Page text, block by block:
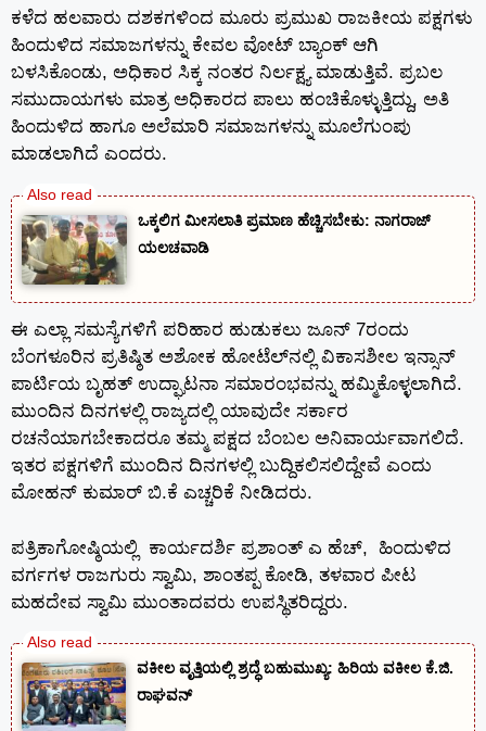
ಕಳೆದ ಹಲವಾರು ದಶಕಗಳಿಂದ ಮೂರು ಪ್ರಮುಖ ರಾಜಕೀಯ ಪಕ್ಷಗಳು
ಹಿಂದುಳಿದ ಸಮಾಜಗಳನ್ನು ಕೇವಲ ವೋಟ್ ಬ್ಯಾಂಕ್ ಆಗಿ
ಬಳಸಿಕೊಂಡು, ಅಧಿಕಾರ ಸಿಕ್ಕ ನಂತರ ನಿರ್ಲಕ್ಷ್ಯ ಮಾಡುತ್ತಿವೆ. ಪ್ರಬಲ
ಸಮುದಾಯಗಳು ಮಾತ್ರ ಅಧಿಕಾರದ ಪಾಲು ಹಂಚಿಕೊಳ್ಳುತ್ತಿದ್ದು, ಅತಿ
ಹಿಂದುಳಿದ ಹಾಗೂ ಅಲೆಮಾರಿ ಸಮಾಜಗಳನ್ನು ಮೂಲೆಗುಂಪು
ಮಾಡಲಾಗಿದೆ ಎಂದರು.
ಒಕ್ಕಲಿಗ ಮೀಸಲಾತಿ ಪ್ರಮಾಣ ಹೆಚ್ಚಿಸಬೇಕು: ನಾಗರಾಜ್
ಯಲಚವಾಡಿ
ಈ ಎಲ್ಲಾ ಸಮಸ್ಯೆಗಳಿಗೆ ಪರಿಹಾರ ಹುಡುಕಲು ಜೂನ್ 7ರಂದು
ಬೆಂಗಳೂರಿನ ಪ್ರತಿಷ್ಠಿತ ಅಶೋಕ ಹೋಟೆಲ್‌ನಲ್ಲಿ ವಿಕಾಸಶೀಲ ಇನ್ಸಾನ್
ಪಾರ್ಟಿಯ ಬೃಹತ್ ಉದ್ಘಾಟನಾ ಸಮಾರಂಭವನ್ನು ಹಮ್ಮಿಕೊಳ್ಳಲಾಗಿದೆ.
ಮುಂದಿನ ದಿನಗಳಲ್ಲಿ ರಾಜ್ಯದಲ್ಲಿ ಯಾವುದೇ ಸರ್ಕಾರ
ರಚನೆಯಾಗಬೇಕಾದರೂ ತಮ್ಮ ಪಕ್ಷದ ಬೆಂಬಲ ಅನಿವಾರ್ಯವಾಗಲಿದೆ.
ಇತರ ಪಕ್ಷಗಳಿಗೆ ಮುಂದಿನ ದಿನಗಳಲ್ಲಿ ಬುದ್ದಿಕಲಿಸಲಿದ್ದೇವೆ ಎಂದು
ಮೋಹನ್ ಕುಮಾರ್ ಬಿ.ಕೆ ಎಚ್ಚರಿಕೆ ನೀಡಿದರು.
ಪತ್ರಿಕಾಗೋಷ್ಠಿಯಲ್ಲಿ ಕಾರ್ಯದರ್ಶಿ ಪ್ರಶಾಂತ್ ಎ ಹೆಚ್, ಹಿಂದುಳಿದ
ವರ್ಗಗಳ ರಾಜಗುರು ಸ್ವಾಮಿ, ಶಾಂತಪ್ಪ ಕೋಡಿ, ತಳವಾರ ಪೀಟ
ಮಹದೇವ ಸ್ವಾಮಿ ಮುಂತಾದವರು ಉಪಸ್ಥಿತರಿದ್ದರು.
ವಕೀಲ ವೃತ್ತಿಯಲ್ಲಿ ಶ್ರದ್ಧೆ ಬಹುಮುಖ್ಯ: ಹಿರಿಯ ವಕೀಲ ಕೆ.ಜಿ.
ರಾಘವನ್